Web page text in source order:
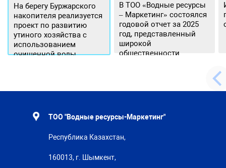
На берегу Буржарского
накопителя реализуется
проект по развитию
утиного хозяйства с
использованием
очищенной воды
В ТОО «Водные ресурсы
– Маркетинг» состоялся
годовой отчет за 2025
год, представленный
широкой
общественности.
ТОО "Водные ресурсы-Маркетинг"
Республика Казахстан,
160013, г. Шымкент,